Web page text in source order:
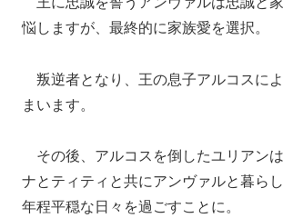
悩しますが、最終的に家族愛を選択。
叛逆者となり、王の息子アルコスに
まいます。
その後、アルコスを倒したユリアン
ナとティティと共にアンヴァルと暮ら
年程平穏な日々を過ごすことに。